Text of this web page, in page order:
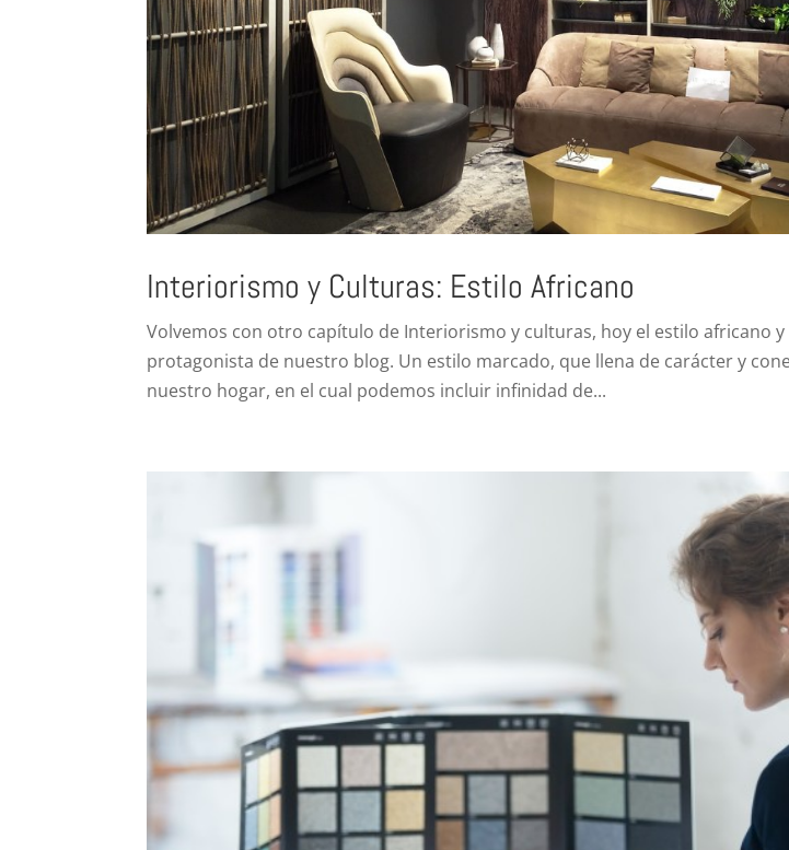
Interiorismo y Culturas: Estilo Africano
Volvemos con otro capítulo de Interiorismo y culturas, hoy el estilo africano
protagonista de nuestro blog. Un estilo marcado, que llena de carácter y
nuestro hogar, en el cual podemos incluir infinidad de...